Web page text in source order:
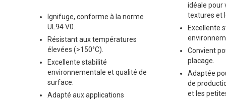
Ignifuge, conforme à la norme
UL94 V0.
Résistant aux températures
élevées (>150°C).
Excellente stabilité
environnementale et qualité de
surface.
Adapté aux applications
idéale pour
textures et
Excellente
Convient
placage.
Adaptée
de
et les